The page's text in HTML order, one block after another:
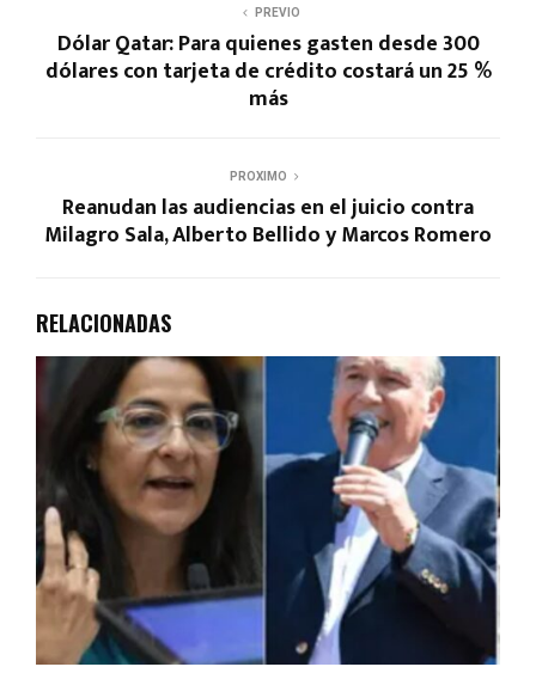
PREVIO
Dólar Qatar: Para quienes gasten desde 300
dólares con tarjeta de crédito costará un 25 %
más
PROXIMO
Reanudan las audiencias en el juicio contra
Milagro Sala, Alberto Bellido y Marcos Romero
RELACIONADAS